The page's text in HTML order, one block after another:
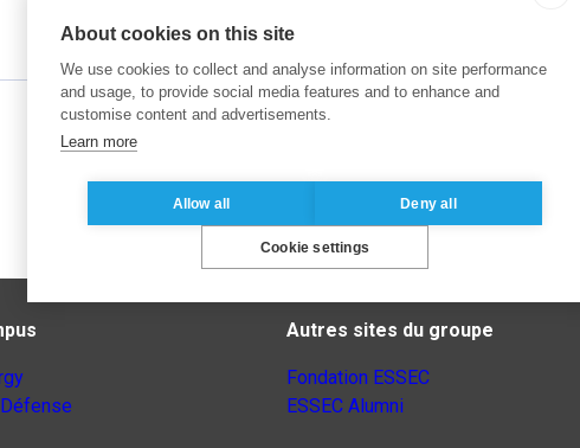
Autres sites du groupe
Fondation ESSEC
ESSEC Alumni
About cookies on this site
We use cookies to collect and analyse information on site performance
and usage, to provide social media features and to enhance and
customise content and advertisements.
Learn more
Allow all Deny all
Cookie settings